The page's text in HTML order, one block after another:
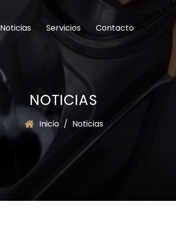
Noticias Servicios Contacto
NOTICIAS
Inicio / Noticias